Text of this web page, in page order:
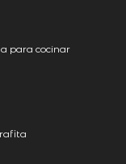
para cocinar